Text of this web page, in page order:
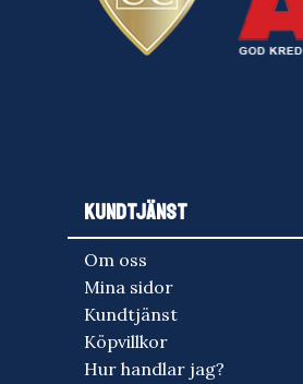
KUNDTJÄNST
Om oss
Mina sidor
Kundtjänst
Köpvillkor
Hur handlar jag?